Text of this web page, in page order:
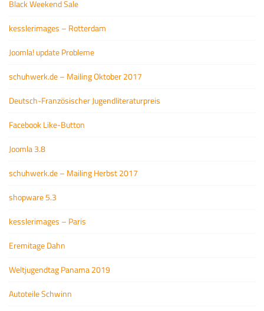
Black Weekend Sale
kesslerimages – Rotterdam
Joomla! update Probleme
schuhwerk.de – Mailing Oktober 2017
Deutsch-Französischer Jugendliteraturpreis
Facebook Like-Button
Joomla 3.8
schuhwerk.de – Mailing Herbst 2017
shopware 5.3
kesslerimages – Paris
Eremitage Dahn
Weltjugendtag Panama 2019
Autoteile Schwinn